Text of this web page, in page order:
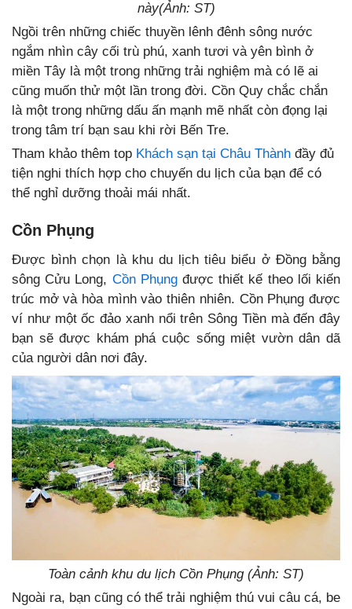
này(Ảnh: ST)
Ngồi trên những chiếc thuyền lênh đênh sông nước
ngắm nhìn cây cối trù phú, xanh tươi và yên bình ở
miền Tây là một trong những trải nghiệm mà có lẽ ai
cũng muốn thử một lần trong đời. Cồn Quy chắc chắn
là một trong những dấu ấn mạnh mẽ nhất còn đọng lại
trong tâm trí bạn sau khi rời Bến Tre.
Tham khảo thêm top Khách sạn tại Châu Thành đầy đủ
tiện nghi thích hợp cho chuyến du lịch của bạn để có
thể nghỉ dưỡng thoải mái nhất.
Cồn Phụng
Được bình chọn là khu du lịch tiêu biểu ở Đồng bằng
sông Cửu Long, Cồn Phụngđược thiết kế theo lối kiến
trúc mở và hòa mình vào thiên nhiên. Cồn Phụng được
ví như một ốc đảo xanh nổi trên Sông Tiền mà đến đây
bạn sẽ được khám phá cuộc sống miệt vườn dân dã
của người dân nơi đây.
Toàn cảnh khu du lịch Cồn Phụng (Ảnh: ST)
Ngoài ra, bạn cũng có thể trải nghiệm thú vui câu cá, be